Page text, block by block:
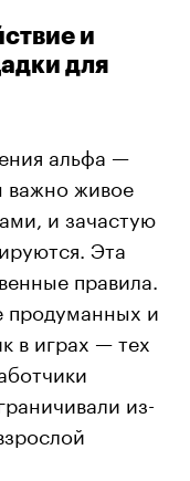
и
для
альфа —
важно живое
и зачастую
Эта
правила.
продуманных и
в играх — тех
из-